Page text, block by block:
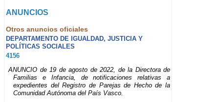
ANUNCIOS
Otros anuncios oficiales
DEPARTAMENTO DE IGUALDAD, JUSTICIA Y
POLÍTICAS SOCIALES
4156
ANUNCIO de 19 de agosto de 2022, de la Directora de
Familias e Infancia, de notificaciones relativas a
expedientes del Registro de Parejas de Hecho de la
Comunidad Autónoma del País Vasco.